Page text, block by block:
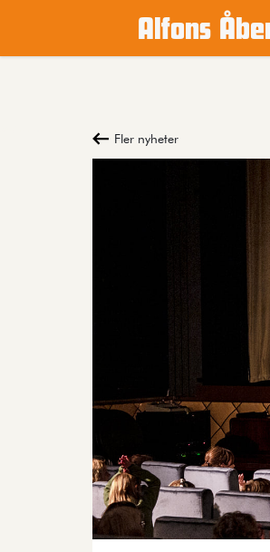
Alfons
Fler nyheter